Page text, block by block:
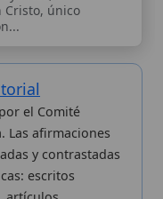
oficiales de
doctrinal,
de la red formativa
Animae. Con
Editado en
patrocinio de San